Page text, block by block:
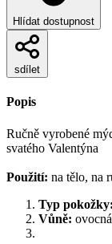
Hlídat dostupnost
sdílet
Popis
Ručně vyrobené
svatého Valentýna
Použití: na tělo, na
Typ pokožky:
Vůně: